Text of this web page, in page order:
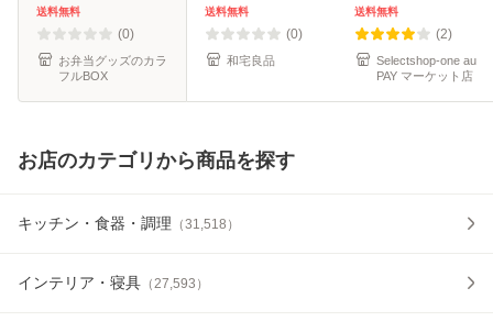
（ 日本製 シンク用
フタ シンク蓋 流し
台 猫 シンク
送料無料
(0)
お弁当グッズのカラ
フルBOX
ズ防止 汚れ防止 シ
ンクマット 保護マ
ット 作業台 調理台
送料無料
(0)
和宅良品
ト シンク上 棚シー
ト 吸水マット 大判
抗菌
送料無料
(2)
Selectshop-one au
PAY マーケット店
お店のカテゴリから商品を探す
キッチン・食器・調理 （31,518 ）
インテリア・寝具 （ 27,593 ）